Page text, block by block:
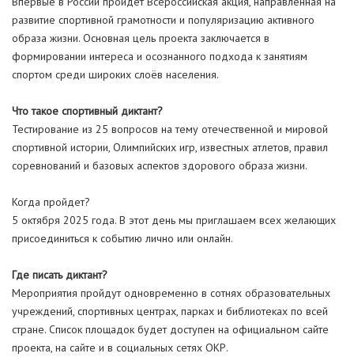
развитие спортивной грамотности и популяризацию активного
образа жизни. Основная цель проекта заключается в
формировании интереса и осознанного подхода к занятиям
спортом среди широких слоёв населения.
Что такое спортивный диктант?
Тестирование из 25 вопросов на тему отечественной и мировой
спортивной истории, Олимпийских игр, известных атлетов, правил
соревнований и базовых аспектов здорового образа жизни.
Когда пройдет?
5 октября 2025 года. В этот день мы приглашаем всех желающих
присоединиться к событию лично или онлайн.
Где писать диктант?
Мероприятия пройдут одновременно в сотнях образовательных
учреждений, спортивных центрах, парках и библиотеках по всей
стране. Список площадок будет доступен на официальном сайте
проекта, на сайте и в социальных сетях ОКР.